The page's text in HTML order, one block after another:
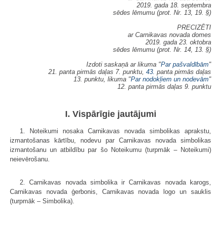
2019. gada 18. septembra
sēdes lēmumu (prot. Nr. 13, 19. §)
PRECIZĒTI
ar Carnikavas novada domes
2019. gada 23. oktobra
sēdes lēmumu (prot. Nr. 14, 13. §)
Izdoti saskaņā ar likuma "Par pašvaldībām"
21. panta pirmās daļas 7. punktu, 43. panta pirmās daļas
13. punktu, likuma "Par nodokļiem un nodevām"
12. panta pirmās daļas 9. punktu
I. Vispārīgie jautājumi
1. Noteikumi nosaka Carnikavas novada simbolikas aprakstu,
izmantošanas kārtību, nodevu par Carnikavas novada simbolikas
izmantošanu un atbildību par šo Noteikumu (turpmāk – Noteikumi)
neievērošanu.
2. Carnikavas novada simbolika ir Carnikavas novada karogs,
Carnikavas novada ģerbonis, Carnikavas novada logo un sauklis
(turpmāk – Simbolika).